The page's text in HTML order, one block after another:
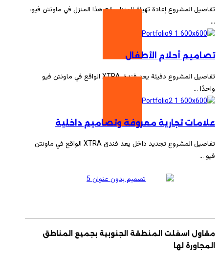
تفاصيل المشروع إعادة تهيئة المنزل يقع هذا المنزل في ماونتن فيو،
...
تصاميم أحلام الأطفال
تفاصيل المشروع دفيئة يعد فندق XTRA الواقع في ماونتن فيو
واحدًا ...
علامات تجارية معروفة وتصاميم داخلية
تفاصيل المشروع تجديد داخل يعد فندق XTRA الواقع في ماونتن
فيو ...
مقاول اسفلت المنطقة الجنوبية بجميع المناطق
المجاورة لها